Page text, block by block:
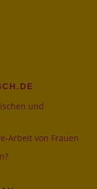
und
Arbeit von Frauen